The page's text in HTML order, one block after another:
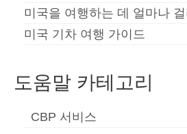
미국을 여행하는 데 얼마나
미국 기차 여행 가이드
도움말 카테고리
CBP 서비스